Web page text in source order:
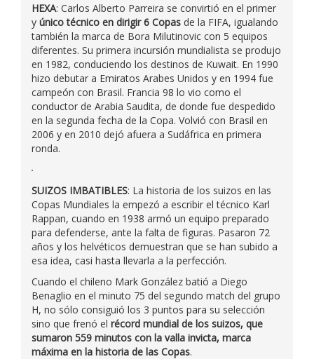
HEXA: Carlos Alberto Parreira se convirtió en el primer
y único técnico en dirigir 6 Copas de la FIFA, igualando
también la marca de Bora Milutinovic con 5 equipos
diferentes. Su primera incursión mundialista se produjo
en 1982, conduciendo los destinos de Kuwait. En 1990
hizo debutar a Emiratos Arabes Unidos y en 1994 fue
campeón con Brasil. Francia 98 lo vio como el
conductor de Arabia Saudita, de donde fue despedido
en la segunda fecha de la Copa. Volvió con Brasil en
2006 y en 2010 dejó afuera a Sudáfrica en primera
ronda.
SUIZOS IMBATIBLES: La historia de los suizos en las
Copas Mundiales la empezó a escribir el técnico Karl
Rappan, cuando en 1938 armó un equipo preparado
para defenderse, ante la falta de figuras. Pasaron 72
años y los helvéticos demuestran que se han subido a
esa idea, casi hasta llevarla a la perfección.
Cuando el chileno Mark González batió a Diego
Benaglio en el minuto 75 del segundo match del grupo
H, no sólo consiguió los 3 puntos para su selección
sino que frenó el récord mundial de los suizos, que
sumaron 559 minutos con la valla invicta, marca
máxima en la historia de las Copas.